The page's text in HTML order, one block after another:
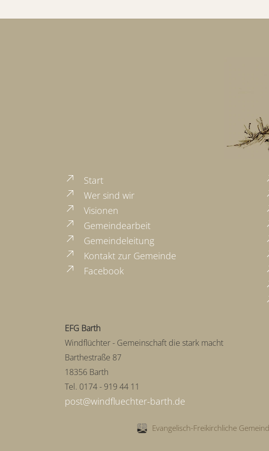
Start
Wer sind wir
Visionen
Gemeindearbeit
Gemeindeleitung
Kontakt zur Gemeinde
Facebook
EFG Barth
Windflüchter - Gemeinschaft die stark macht
Barthestraße 87
18356 Barth
Tel. 0174 - 919 44 11
Evangelisch-Freikirchliche